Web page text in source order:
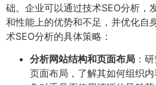
础。企业可以通过技术SEO分析，
和性能上的优势和不足，并优化自
术SEO分析的具体策略：
分析网站结构和页面布局 ：
页面布局，了解其如何组织